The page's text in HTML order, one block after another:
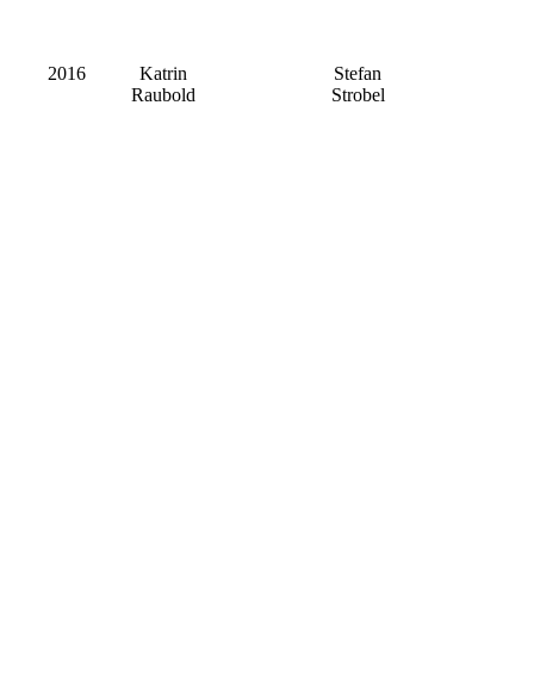
2016
Katrin
Raubold
Stefan
Strobel